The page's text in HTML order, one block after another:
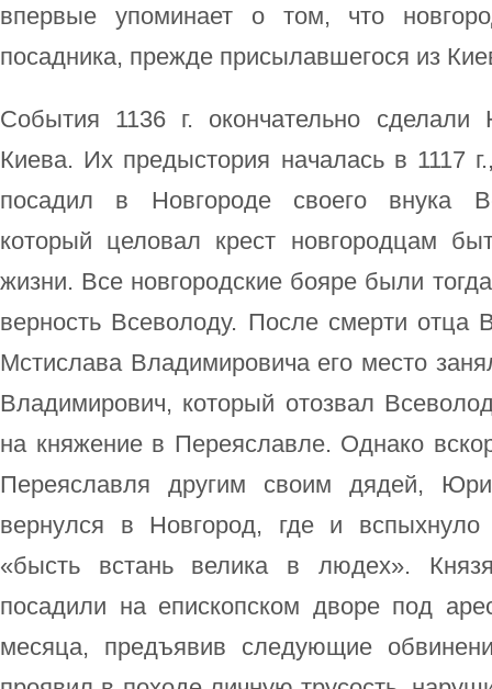
впервые упоминает о том, что
посадника, прежде присылавшегося из
События 1136 г. окончательно сделали
Киева. Их предыстория началась в 1117
посадил в Новгороде своего внука
который целовал крест новгородцам
жизни. Все новгородские бояре были
верность Всеволоду. После смерти отца
Мстислава Владимировича его место
Владимирович, который отозвал
на княжение в Переяславле. Однако
Переяславля другим своим дядей,
вернулся в Новгород, где и вспыхнуло
«бысть встань велика в людех».
посадили на епископском дворе под
месяца, предъявив следующие